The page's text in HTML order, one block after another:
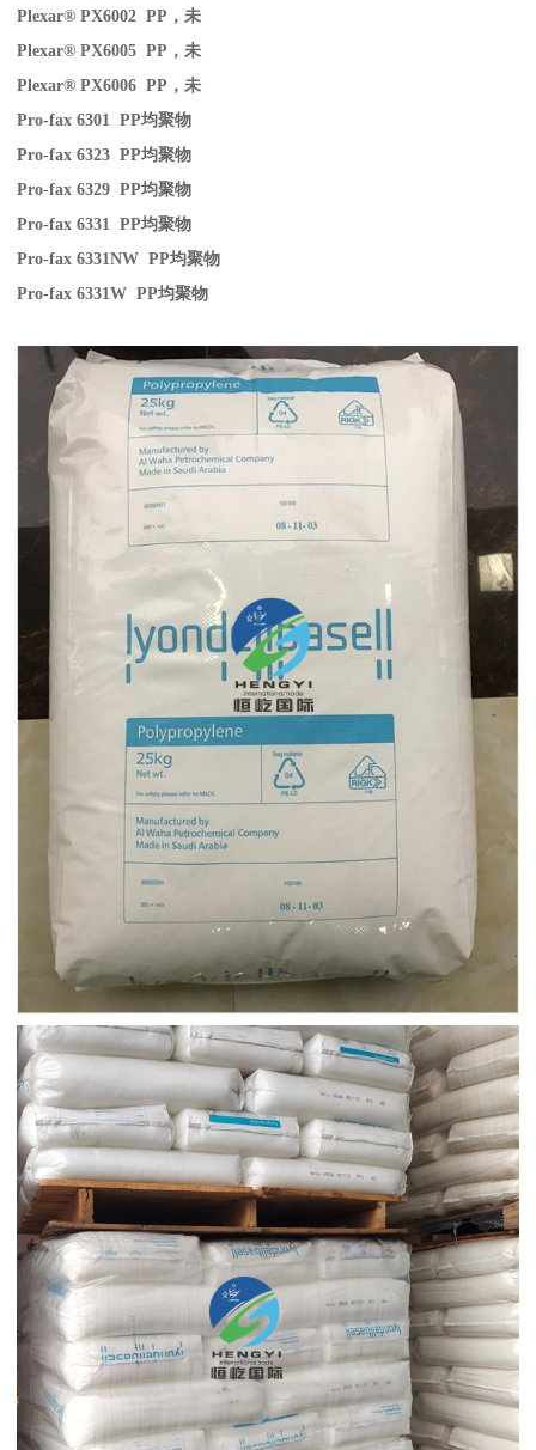
Plexar® PX6002 PP ，未
Plexar® PX6005 PP ，未
Plexar® PX6006 PP ，未
Pro-fax 6301 PP均聚物
Pro-fax 6323 PP均聚物
Pro-fax 6329 PP均聚物
Pro-fax 6331 PP均聚物
Pro-fax 6331NW PP均聚物
Pro-fax 6331W PP均聚物